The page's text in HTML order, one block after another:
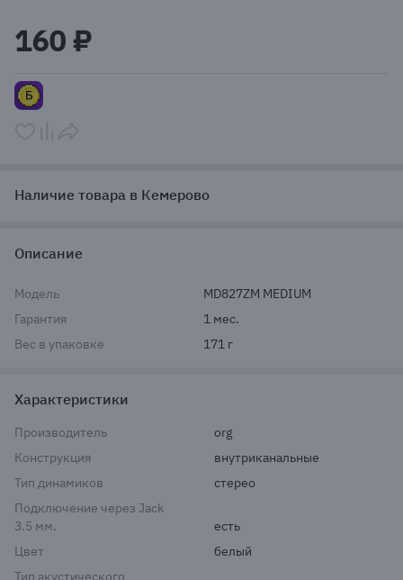
of
2
160 ₽
Наличие товара в Кемерово
Описание
Модель
MD827ZM MEDIUM
Гарантия
1 мес.
Вес в упаковке
171 г
Характеристики
Производитель
org
Конструкция
внутриканальные
Тип динамиков
стерео
Подключение через Jack
3.5 мм.
есть
Цвет
белый
Тип акустического